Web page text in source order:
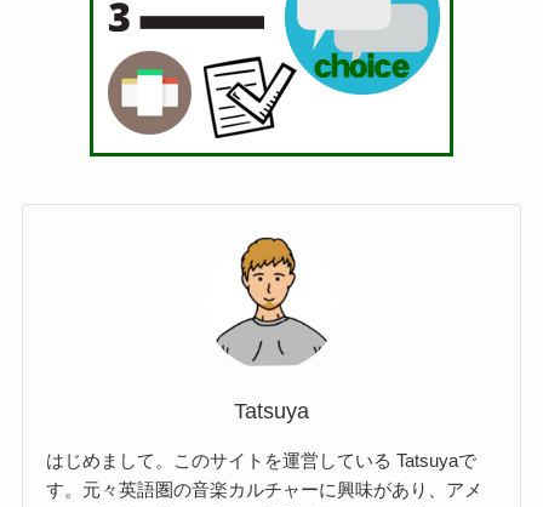
Tatsuya
はじめまして。このサイトを運営している Tatsuyaで
す。元々英語圏の音楽カルチャーに興味があり、アメ